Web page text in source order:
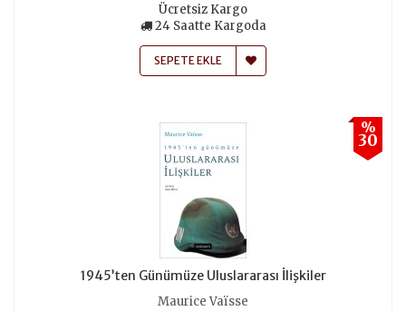
Ücretsiz Kargo
24 Saatte Kargoda
SEPETE EKLE
%
30
1945’ten Günümüze Uluslararası İlişkiler
Maurice Vaïsse